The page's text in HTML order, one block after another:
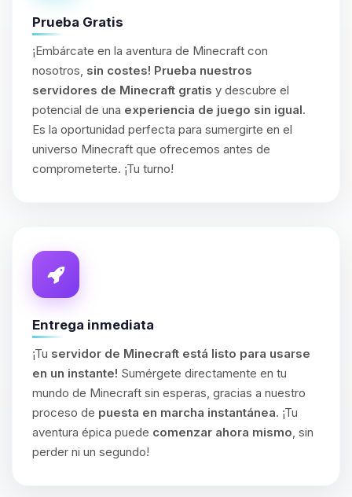
Prueba Gratis
¡Embárcate en la aventura de Minecraft con
nosotros, sin costes! Prueba nuestros
servidores de Minecraft gratis y descubre el
potencial de una experiencia de juego sin igual.
Es la oportunidad perfecta para sumergirte en el
universo Minecraft que ofrecemos antes de
comprometerte. ¡Tu turno!
Entrega inmediata
¡Tu servidor de Minecraft está listo para usarse
en un instante! Sumérgete directamente en tu
mundo de Minecraft sin esperas, gracias a nuestro
proceso de puesta en marcha instantánea. ¡Tu
aventura épica puede comenzar ahora mismo , sin
perder ni un segundo!